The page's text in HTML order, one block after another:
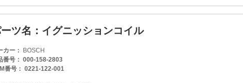
ツ名：イグニッションコイル
カー：
BOSCH
番号： 000-158-2803
番号： 0221-122-001